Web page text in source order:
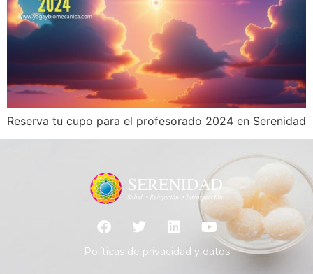
Reserva tu cupo para el profesorado 2024 en Serenidad
Políticas de privacidad y datos